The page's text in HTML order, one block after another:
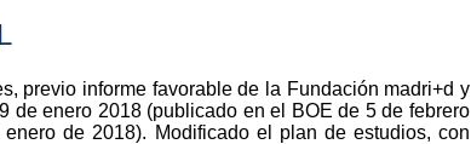
previo informe favorable de la Fundación madri+d y
de enero 2018 (publicado en el BOE de 5 de febrero
de 2018). Modificado el plan de estudios, con